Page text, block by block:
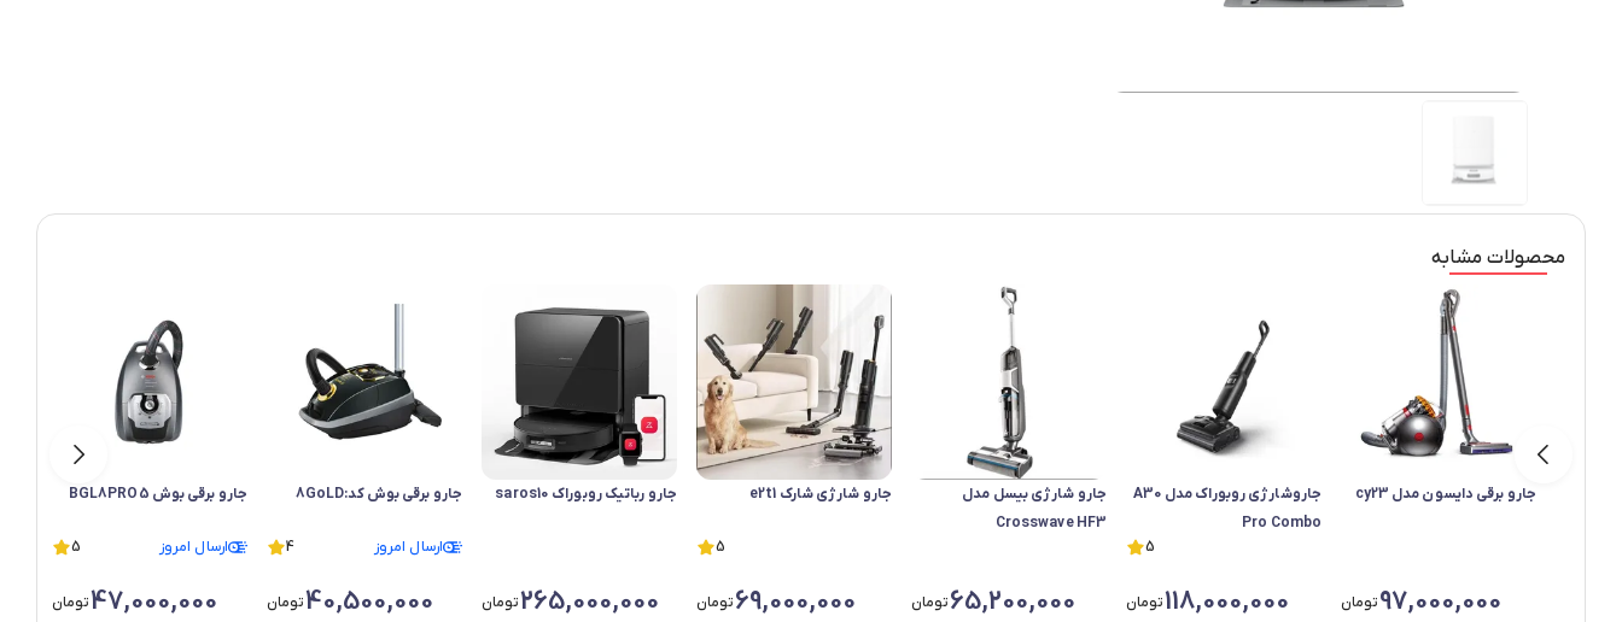
محصولات مشابه
جارو برقی دایسون مدل cy23
97,000,000تومان
جاروشارژی روبوراک مدل A30
Pro Combo
5
118,000,000تومان
جارو شارژی بیسل مدل
Crosswave HF3
65,200,000تومان
جارو شارژی شارک e2t1
5
69,000,000تومان
جارو رباتیک روبوراک saros10
265,000,000تومان
جارو برقی بوش کد:8GoLD
ارسال امروز 4
40,500,000تومان
جارو برقی بوش BGL8PRO5
ارسال امروز 5
47,000,000تومان